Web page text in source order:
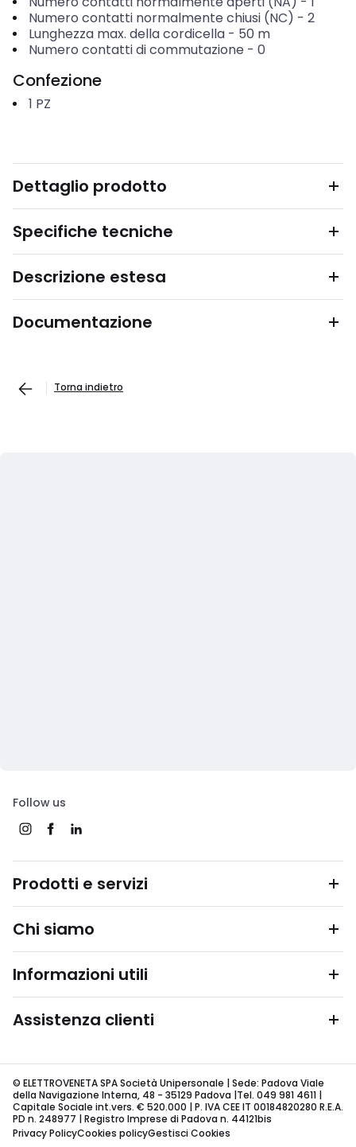
Numero contatti normalmente chiusi (NC) - 2
Lunghezza max. della cordicella- 50 m
Numero contatti di commutazione - 0
Confezione
1 PZ
Dettaglio prodotto
Specifiche tecniche
Descrizione estesa
Documentazione
Torna indietro
Follow us
Prodotti e servizi
Chi siamo
Informazioni utili
Assistenza clienti
© ELETTROVENETA SPA Società Unipersonale | Sede: Padova Viale
della Navigazione Interna, 48 - 35129 Padova |Tel. 049 981 4611 |
Capitale Sociale int.vers. € 520.000 | P. IVA CEE IT 00184820280 R.E.A.
PD n. 248977 | Registro Imprese di Padova n. 44121bis
Privacy PolicyCookies policyGestisci Cookies